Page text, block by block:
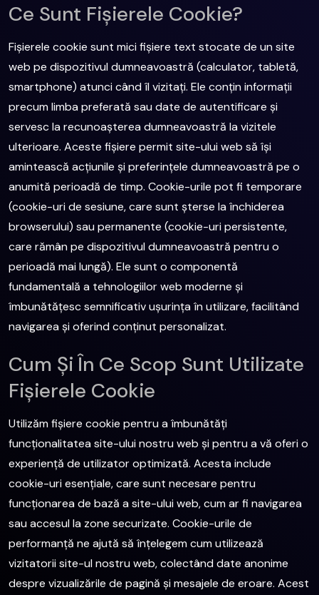
Ce Sunt Fișierele Cookie?
Fișierele cookie sunt mici fișiere text stocate de un site
web pe dispozitivul dumneavoastră (calculator, tabletă,
smartphone) atunci când îl vizitați. Ele conțin informații
precum limba preferată sau date de autentificare și
servesc la recunoașterea dumneavoastră la vizitele
ulterioare. Aceste fișiere permit site-ului web să își
amintească acțiunile și preferințele dumneavoastră pe o
anumită perioadă de timp. Cookie-urile pot fi temporare
(cookie-uri de sesiune, care sunt șterse la închiderea
browserului) sau permanente (cookie-uri persistente,
care rămân pe dispozitivul dumneavoastră pentru o
perioadă mai lungă). Ele sunt o componentă
fundamentală a tehnologiilor web moderne și
îmbunătățesc semnificativ ușurința în utilizare, facilitând
navigarea și oferind conținut personalizat.
Cum Și În Ce Scop Sunt Utilizate
Fișierele Cookie
Utilizăm fișiere cookie pentru a îmbunătăți
funcționalitatea site-ului nostru web și pentru a vă oferi o
experiență de utilizator optimizată. Acesta include
cookie-uri esențiale, care sunt necesare pentru
funcționarea de bază a site-ului web, cum ar fi navigarea
sau accesul la zone securizate. Cookie-urile de
performanță ne ajută să înțelegem cum utilizează
vizitatorii site-ul nostru web, colectând date anonime
despre vizualizările de pagină și mesajele de eroare. Acest